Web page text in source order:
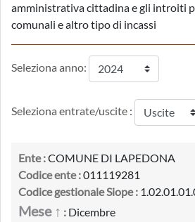
amministrativa cittadina e gli introiti
comunali e altro tipo di incassi
Seleziona anno:
Seleziona entrate/uscite :
Ente :COMUNE DI LAPEDONA
Codice ente :011119281
Codice gestionale Siope :
Mese ↑ : Dicembre